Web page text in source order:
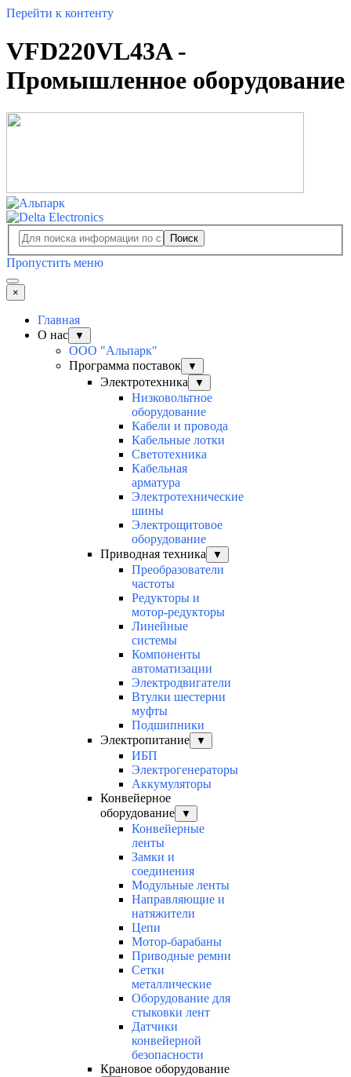
Перейти к контенту
VFD220VL43A -
Промышленное оборудование
Поиск
Пропустить меню
×
Главная
О нас
▼
ООО "Альпарк"
Программа поставок
▼
Электротехника ▼
Низковольтное
оборудование
Кабели и провода
Кабельные лотки
Светотехника
Кабельная
арматура
Электротехнические
шины
Электрощитовое
оборудование
Приводная техника
▼
Преобразователи
частоты
Редукторы и
мотор-редукторы
Линейные
системы
Компоненты
автоматизации
Электродвигатели
Втулки шестерни
муфты
Подшипники
Электропитание
▼
ИБП
Электрогенераторы
Аккумуляторы
Конвейерное
оборудование
▼
Конвейерные
ленты
Замки и
соединения
Модульные ленты
Направляющие и
натяжители
Цепи
Мотор-барабаны
Приводные ремни
Сетки
металлические
Оборудование для
стыковки лент
Датчики
конвейерной
безопасности
Крановое оборудование